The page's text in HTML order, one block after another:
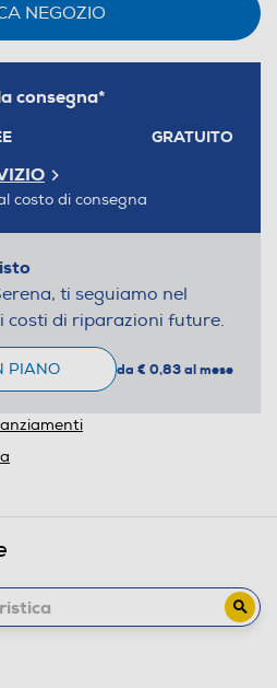
NEGOZIO
consegna*
GRATUITO
costo di consegna
ti seguiamo nel
costi di riparazioni future.
PIANO da € 0,83 al mese